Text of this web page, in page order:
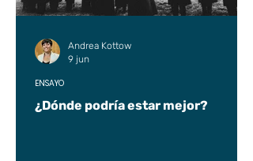
¿Dónde podría estar mejor?
ENSAYO
Andrea Kottow
9 jun